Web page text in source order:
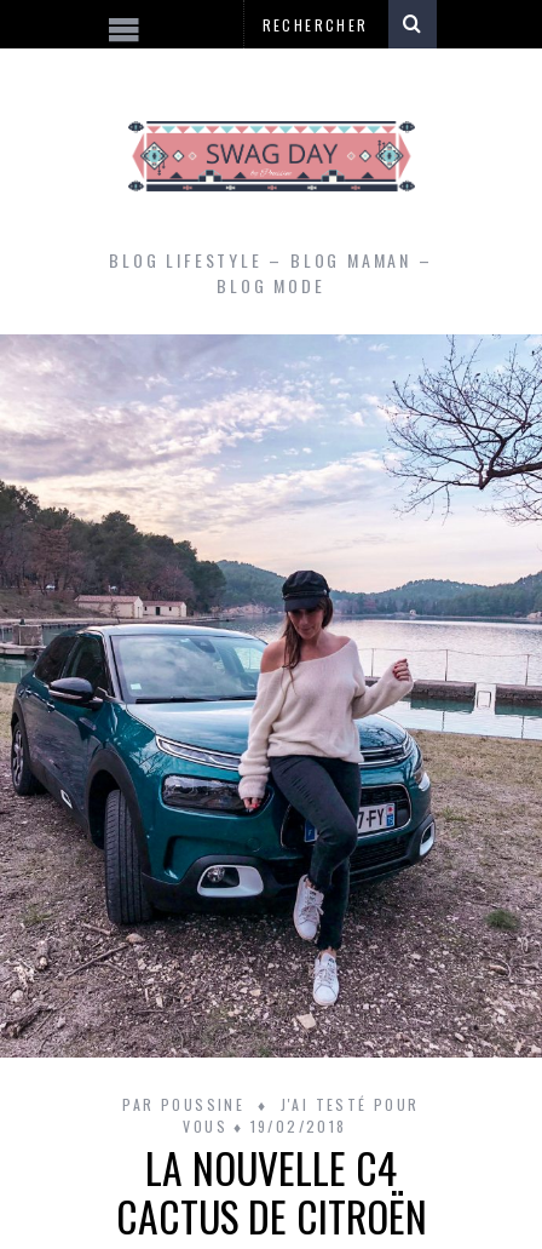
BLOG LIFESTYLE – BLOG MAMAN –
BLOG MODE
PAR POUSSINE
J'AI TESTÉ POUR
VOUS
19/02/2018
LA NOUVELLE C4
CACTUS DE CITROËN